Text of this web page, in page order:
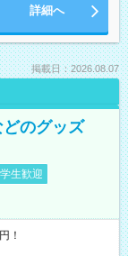
詳細へ
掲載日：2026.08.07
のグッズ
生歓迎
！